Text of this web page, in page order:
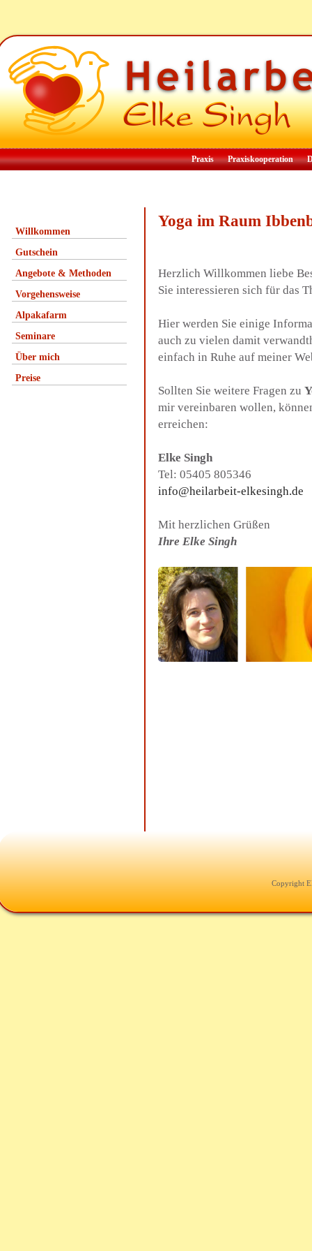
Praxis Praxiskooperation
Willkommen
Gutschein
Angebote & Methoden
Vorgehensweise
Alpakafarm
Seminare
Über mich
Preise
Yoga im Raum
Herzlich Willkommen liebe
Sie interessieren sich für das
Hier werden Sie einige
auch zu vielen damit
einfach in Ruhe auf meiner
Sollten Sie weitere Fragen zu
mir vereinbaren wollen,
erreichen:
Elke Singh
Tel: 05405 805346
info@heilarbeit-elkesingh.de
Mit herzlichen Grüßen
Ihre Elke Singh
Copyright